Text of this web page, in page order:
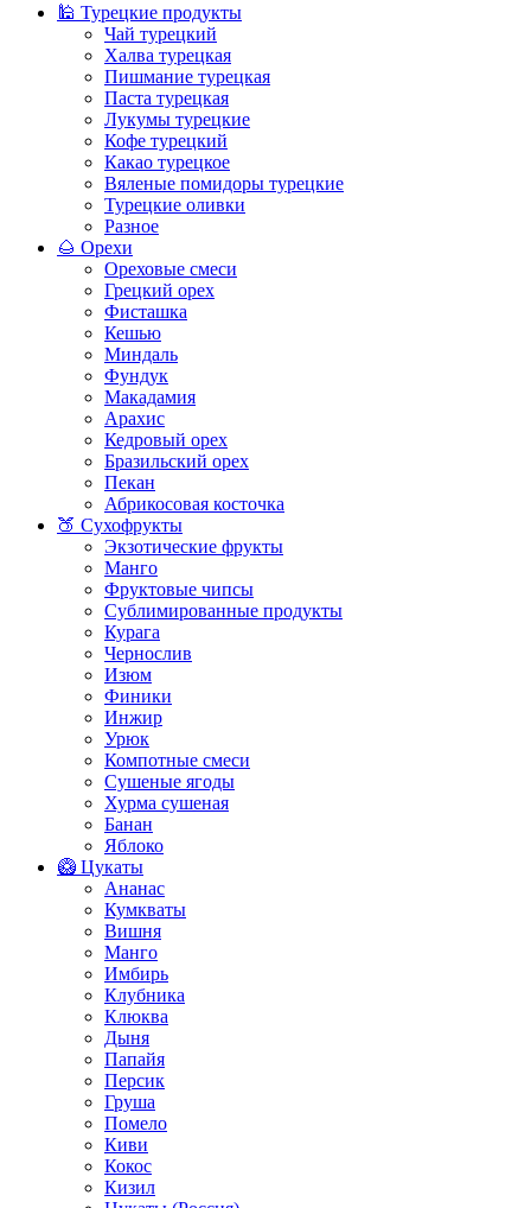
🕌 Турецкие продукты
Чай турецкий
Халва турецкая
Пишмание турецкая
Паста турецкая
Лукумы турецкие
Кофе турецкий
Какао турецкое
Вяленые помидоры турецкие
Турецкие оливки
Разное
🌰 Орехи
Ореховые смеси
Грецкий орех
Фисташка
Кешью
Миндаль
Фундук
Макадамия
Арахис
Кедровый орех
Бразильский орех
Пекан
Абрикосовая косточка
🍑 Сухофрукты
Экзотические фрукты
Манго
Фруктовые чипсы
Сублимированные продукты
Курага
Чернослив
Изюм
Финики
Инжир
Урюк
Компотные смеси
Сушеные ягоды
Хурма сушеная
Банан
Яблоко
🥝 Цукаты
Ананас
Кумкваты
Вишня
Манго
Имбирь
Клубника
Клюква
Дыня
Папайя
Персик
Груша
Помело
Киви
Кокос
Кизил